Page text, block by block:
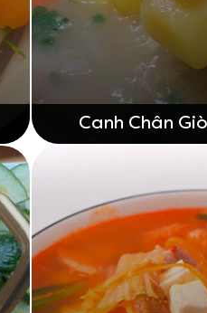
Canh Chân